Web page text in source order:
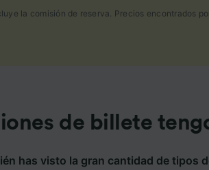
la comisión de reserva. Precios encontrados
de billete
has visto la gran cantidad de tipos